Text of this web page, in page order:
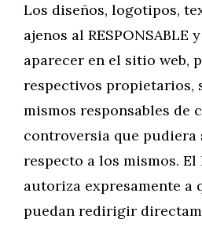
Los diseños, logotipos,
ajenos al RESPONSABLE
aparecer en el sitio web,
respectivos propietarios,
mismos responsables de
controversia que pudiera
respecto a los mismos. El
autoriza expresamente a
puedan redirigir